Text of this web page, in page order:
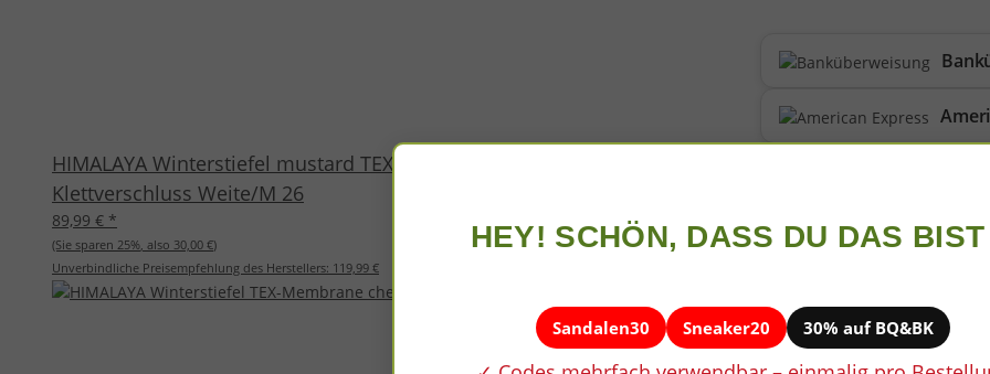
HIMALAYA Winterstiefel mustard TEX-Membrane bio nappa leather wool
Klettverschluss Weite/M 26
89,99 € *
(Sie sparen 25% , also 30,00 €)
Unverbindliche Preisempfehlung des Herstellers: 119,99 €
Google Pay
HEY! SCHÖN, DASS DU DAS
Sandalen30 Sneaker20 30% auf BQ&BK